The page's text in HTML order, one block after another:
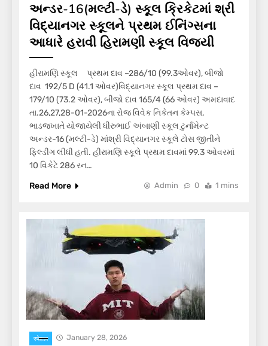
અન્ડર-16(મલ્ટી-ડે) સ્કૂલ ક્રિકેટમાં શ્રી
વિદ્યાનગર સ્કૂલને પ્રથમ ઈનિંગ્સના
આધારે હરાવી હિરામણી સ્કૂલ વિજયી
હીરામણિ સ્કૂલ પ્રથમ દાવ –286/10 (99.3ઓવર), બીજો
દાવ 192/5 D (41.1 ઓવર)વિદ્યાનગર સ્કૂલ પ્રથમ દાવ –
179/10 (73.2 ઓવર), બીજો દાવ 165/4 (66 ઓવર) અમદાવાદ
તા.26,27,28-01-2026ના રોજ વિવેક નિકેતન કેમ્પસ,
ભાડજખાતે યોજાયેલી ધીરુભાઈ અંબાણી સ્કૂલ ટુર્નામેન્ટ
અન્ડર-16 (મલ્ટી-ડે) માંશ્રી વિદ્યાનગર સ્કૂલે ટોસ જીતીને
ફિલ્ડીંગ લીધી હતી. હીરામણિ સ્કૂલે પ્રથમ દાવમાં 99.3 ઓવરમાં
10 વિકેટે 286 રન…
Read More
Admin 0 1 mins
स्पेशल January 28, 2026